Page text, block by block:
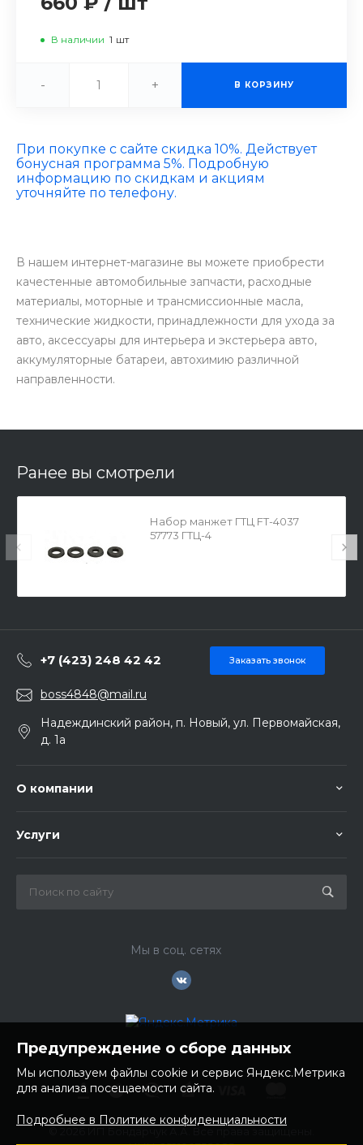
В наличии 1 шт
- + В КОРЗИНУ
При покупке с сайте скидка 10%. Действует
бонусная программа 5%. Подробную
информацию по скидкам и акциям
уточняйте по телефону.
В нашем интернет-магазине вы можете приобрести
качестенные автомобильные запчасти, расходные
материалы, моторные и трансмиссионные масла,
технические жидкости, принадлежности для ухода за
авто, аксессуары для интерьера и экстерьера авто,
аккумуляторные батареи, автохимию различной
направленности.
Ранее вы смотрели
Набор манжет ГТЦ FT-4037
57773 ГТЦ-4
+7 (423) 248 42 42 Заказать звонок
boss4848@mail.ru
Надеждинский район, п. Новый, ул. Первомайская,
д. 1а
О компании
Услуги
Мы в соц. сетях
Предупреждение о сборе данных
Мы используем файлы cookie и сервис Яндекс.Метрика
для анализа посещаемости сайта.
Подробнее в Политике конфиденциальности